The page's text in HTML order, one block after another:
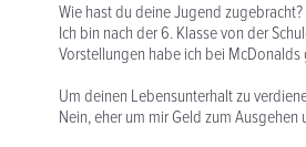
Wie hast du deine Jugend zugebracht?
Ich bin nach der 6. Klasse von der
Vorstellungen habe ich bei
Um deinen Lebensunterhalt zu
Nein, eher um mir Geld zum